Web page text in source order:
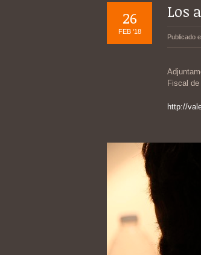
26
FEB '18
Los
Publicado
Fiscal
http://